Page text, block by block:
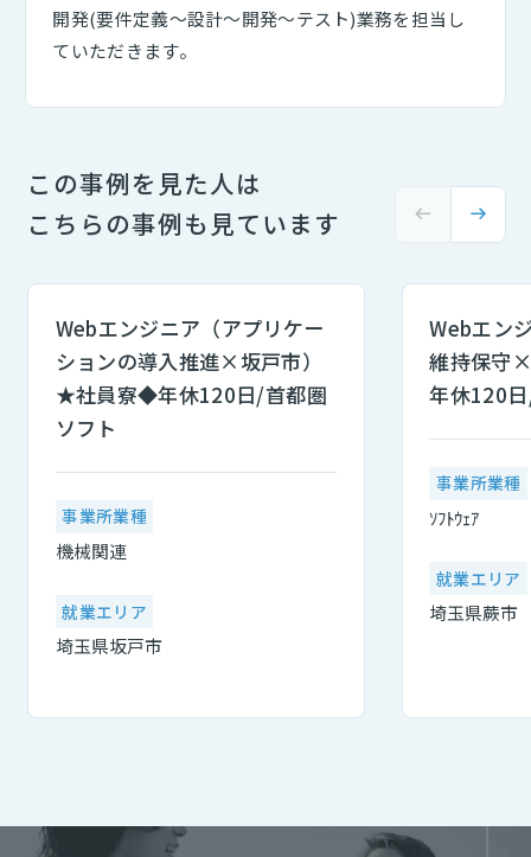
開発(要件定義～設計～開発～テスト)業務を担当し
ていただきます。
この事例を見た人は
こちらの事例も見ています
Webエンジニア（アプリケー
ションの導入推進×坂戸市）
★社員寮◆年休120日/首都圏
ソフト
事業所業種
機械関連
就業エリア
埼玉県坂戸市
Webエン
維持保守
年休120
事業所業種
ｿﾌﾄｳｪｱ
就業エリア
埼玉県蕨市